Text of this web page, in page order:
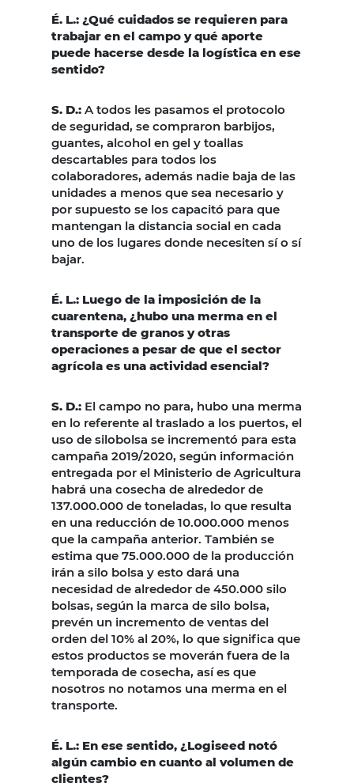
É. L.: ¿Qué cuidados se requieren para
trabajar en el campo y qué aporte
puede hacerse desde la logística en ese
sentido?
S. D.: A todos les pasamos el protocolo
de seguridad, se compraron barbijos,
guantes, alcohol en gel y toallas
descartables para todos los
colaboradores, además nadie baja de las
unidades a menos que sea necesario y
por supuesto se los capacitó para que
mantengan la distancia social en cada
uno de los lugares donde necesiten sí o sí
bajar.
É. L.: Luego de la imposición de la
cuarentena, ¿hubo una merma en el
transporte de granos y otras
operaciones a pesar de que el sector
agrícola es una actividad esencial?
S. D.: El campo no para, hubo una merma
en lo referente al traslado a los puertos, el
uso de silobolsa se incrementó para esta
campaña 2019/2020, según información
entregada por el Ministerio de Agricultura
habrá una cosecha de alrededor de
137.000.000 de toneladas, lo que resulta
en una reducción de 10.000.000 menos
que la campaña anterior. También se
estima que 75.000.000 de la producción
irán a silo bolsa y esto dará una
necesidad de alrededor de 450.000 silo
bolsas, según la marca de silo bolsa,
prevén un incremento de ventas del
orden del 10% al 20%, lo que significa que
estos productos se moverán fuera de la
temporada de cosecha, así es que
nosotros no notamos una merma en el
transporte.
É. L.: En ese sentido, ¿Logiseed notó
algún cambio en cuanto al volumen de
clientes?